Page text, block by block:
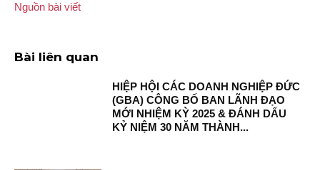
Nguồn bài viết
Bài liên quan
HIỆP HỘI CÁC DOANH NGHIỆP ĐỨC
(GBA) CÔNG BỐ BAN LÃNH ĐẠO
MỚI NHIỆM KỲ 2025 & ĐÁNH DẤU
KỶ NIỆM 30 NĂM THÀNH...